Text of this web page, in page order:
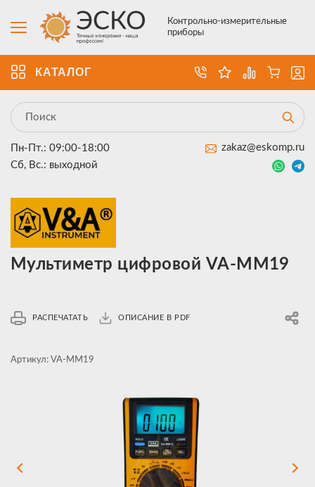
Контрольно-измерительные
приборы
КАТАЛОГ
Пн-Пт.: 09:00-18:00
Сб, Вс.: выходной
zakaz@eskomp.ru
Мультиметр цифровой VA-MM19
РАСПЕЧАТАТЬ ОПИСАНИЕ В PDF
Артикул: VA-MM19